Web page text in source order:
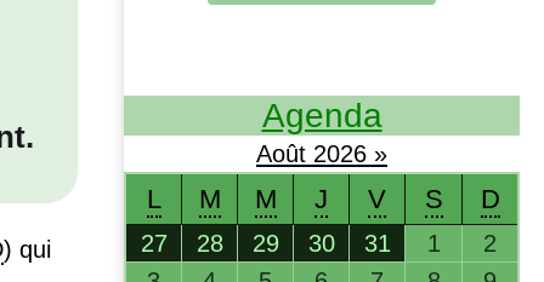
) qui
Agenda
Août 2026 »
L M M J V S D
27 28 29 30 31 1
2